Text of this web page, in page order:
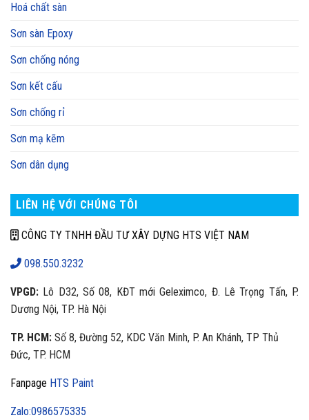
Hoá chất sàn
Sơn sàn Epoxy
Sơn chống nóng
Sơn kết cấu
Sơn chống rỉ
Sơn mạ kẽm
Sơn dân dụng
LIÊN HỆ VỚI CHÚNG TÔI
CÔNG TY TNHH ĐẦU TƯ XÂY DỰNG HTS VIỆT NAM
098.550.3232
VPGD: Lô D32, Số 08, KĐT mới Geleximco, Đ. Lê Trọng Tấn, P.
Dương Nội, TP. Hà Nội
TP. HCM: Số 8, Đường 52, KDC Văn Minh, P. An Khánh, TP Thủ
Đức, TP. HCM
Fanpage HTS Paint
Zalo:0986575335